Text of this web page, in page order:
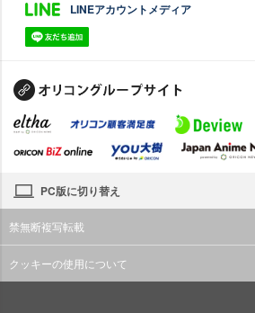
LINEアカウントメディア
PC版に切り替え
禁無断複写転載
クッキーの使用について